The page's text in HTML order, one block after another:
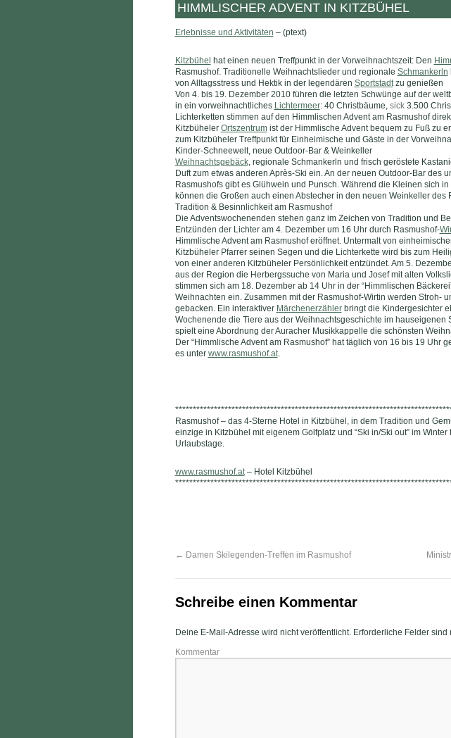
HIMMLISCHER ADVENT IN KITZBÜHEL
Erlebnisse und Aktivitäten – (ptext)
Kitzbühel hat einen neuen Treffpunkt in der Vorweihnachtszeit: Den
Rasmushof. Traditionelle Weihnachtslieder und regionale Schmankerln
von Alltagsstress und Hektik in der legendären Sportstadtzu genießen
Von 4. bis 19. Dezember 2010 führen die letzten Schwünge auf der
in ein vorweihnachtliches Lichtermeer: 40 Christbäume, sick3.500
Lichterketten stimmen auf den Himmlischen Advent am Rasmushof
Kitzbüheler Ortszentrumist der Himmlische Advent bequem zu Fuß zu
zum Kitzbüheler Treffpunkt für Einheimische und Gäste in der
Kinder-Schneewelt, neue Outdoor-Bar & Weinkeller
Weihnachtsgebäck, regionale Schmankerln und frisch geröstete
Duft zum etwas anderen Après-Ski ein. An der neuen Outdoor-Bar des
Rasmushofs gibt es Glühwein und Punsch. Während die Kleinen sich
können die Großen auch einen Abstecher in den neuen Weinkeller des
Tradition & Besinnlichkeit am Rasmushof
Die Adventswochenenden stehen ganz im Zeichen von Tradition und
Entzünden der Lichter am 4. Dezember um 16 Uhr durch Rasmushof-
Himmlische Advent am Rasmushof eröffnet. Untermalt von
Kitzbüheler Pfarrer seinen Segen und die Lichterkette wird bis zum
von einer anderen Kitzbüheler Persönlichkeit entzündet. Am 5.
aus der Region die Herbergssuche von Maria und Josef mit alten
stimmen sich am 18. Dezember ab 14 Uhr in der “Himmlischen
Weihnachten ein. Zusammen mit der Rasmushof-Wirtin werden Stroh-
gebacken. Ein interaktiver Märchenerzählerbringt die Kindergesichter
Wochenende die Tiere aus der Weihnachtsgeschichte im hauseigenen
spielt eine Abordnung der Auracher Musikkappelle die schönsten
Der “Himmlische Advent am Rasmushof” hat täglich von 16 bis 19 Uhr
es unter www.rasmushof.at.
Rasmushof – das 4-Sterne Hotel in Kitzbühel, in dem Tradition und
einzige in Kitzbühel mit eigenem Golfplatz und “Ski in/Ski out” im
Urlaubstage.
www.rasmushof.at– Hotel Kitzbühel
← Damen Skilegenden-Treffen im Rasmushof
Schreibe einen Kommentar
Deine E-Mail-Adresse wird nicht veröffentlicht.Erforderliche Felder sind
Kommentar